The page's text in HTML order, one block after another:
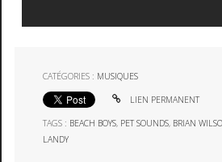
CATÉGORIES : MUSIQUES
LIEN PERMANENT
TAGS : BEACH BOYS, PET SOUNDS, BRIAN
LANDY